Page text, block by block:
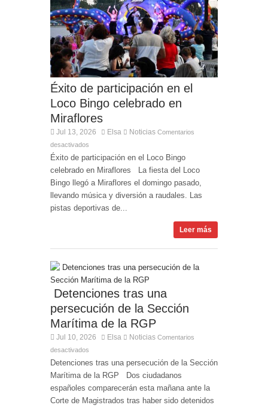
de Ultramar al inspector jubilado Xavi Buhagiar
Presentado el IV Torneo de Fútbol Senior Alcalde
de San Roque, que se disputa la semana
próxima
Éxito de participación en el
Loco Bingo celebrado en
Miraflores
Jul 13, 2026 Elsa Noticias Comentarios
desactivados
Éxito de participación en el Loco Bingo
celebrado en Miraflores La fiesta del Loco
Bingo llegó a Miraflores el domingo pasado,
llevando música y diversión a raudales. Las
pistas deportivas de...
Leer más
Detenciones tras una
persecución de la Sección
Marítima de la RGP
Jul 10, 2026 Elsa Noticias Comentarios
desactivados
Detenciones tras una persecución de la Sección
Marítima de la RGP Dos ciudadanos
españoles comparecerán esta mañana ante la
Corte de Magistrados tras haber sido detenidos